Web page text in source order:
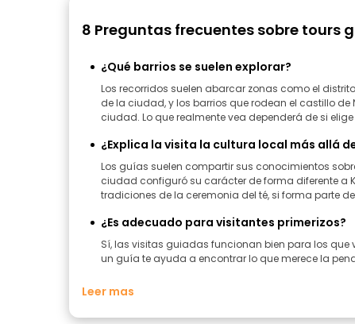
8 Preguntas frecuentes sobre tours
¿Qué barrios se suelen explorar?
Los recorridos suelen abarcar zonas como el
de la ciudad, y los barrios que rodean el castillo
ciudad. Lo que realmente vea dependerá de si
¿Explica la visita la cultura local más allá
Los guías suelen compartir sus conocimientos
ciudad configuró su carácter de forma diferente a
tradiciones de la ceremonia del té, si forma parte
¿Es adecuado para visitantes primerizos?
Sí, las visitas guiadas funcionan bien para los que
un guía te ayuda a encontrar lo que merece la
Leer mas